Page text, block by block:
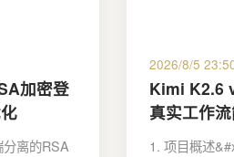
加密登
离的RSA
2026/8/5
Kimi K2.6
真实工作
1. 项目概述